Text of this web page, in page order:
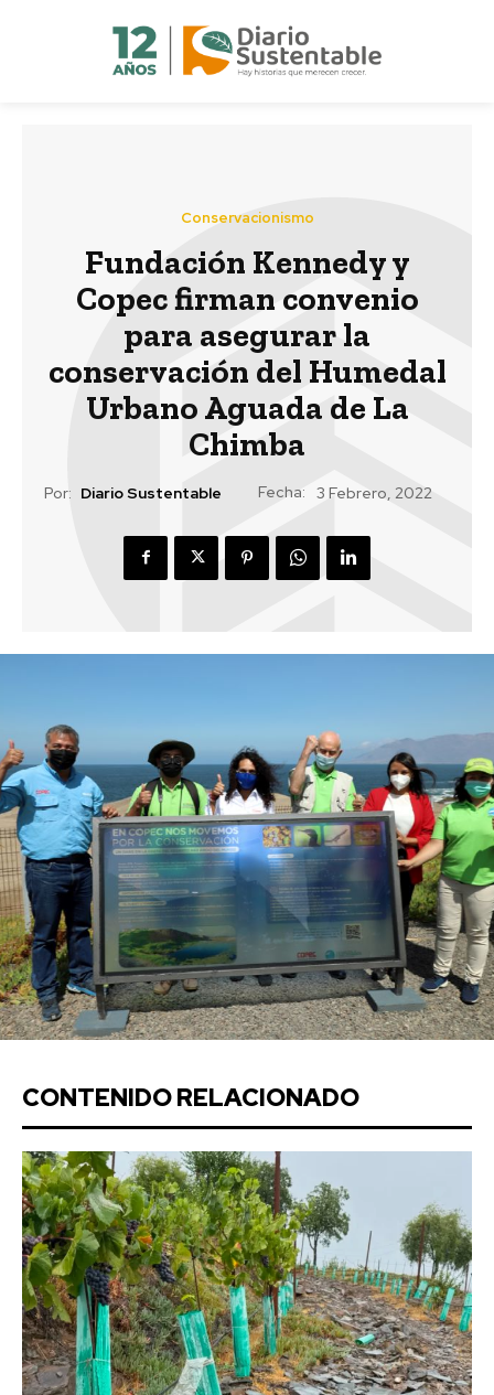
Conservacionismo
Fundación Kennedy y
Copec firman convenio
para asegurar la
conservación del Humedal
Urbano Aguada de La
Chimba
Por: Diario Sustentable Fecha: 3 Febrero, 2022
CONTENIDO RELACIONADO